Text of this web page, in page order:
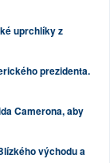
uprchlíky z
prezidenta.
Camerona, aby
východu a